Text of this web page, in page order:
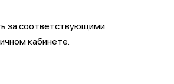
за соответствующими
кабинете.